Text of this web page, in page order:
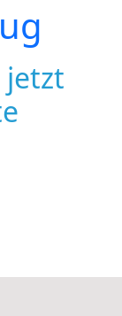
jetzt